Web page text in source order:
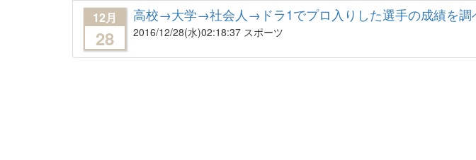
12月
28
高校→大学→社会人→ドラ1でプロ入りした選手の成績を調
2016/12/28(水)02:18:37 スポーツ